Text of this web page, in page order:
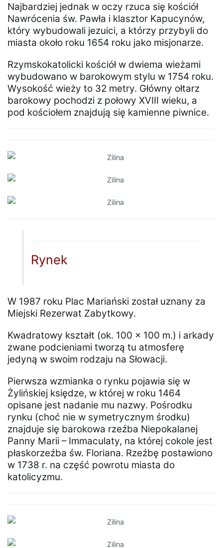
Najbardziej jednak w oczy rzuca się kościół
Nawrócenia św. Pawła i klasztor Kapucynów,
który wybudowali jezuici, a którzy przybyli do
miasta około roku 1654 roku jako misjonarze.
Rzymskokatolicki kościół w dwiema wieżami
wybudowano w barokowym stylu w 1754 roku.
Wysokość wieży to 32 metry. Główny ołtarz
barokowy pochodzi z połowy XVIII wieku, a
pod kościołem znajdują się kamienne piwnice.
Rynek
W 1987 roku Plac Mariański został uznany za
Miejski Rezerwat Zabytkowy.
Kwadratowy kształt (ok. 100 x 100 m.) i arkady
zwane podcieniami tworzą tu atmosferę
jedyną w swoim rodzaju na Słowacji.
Pierwsza wzmianka o rynku pojawia się w
Żylińskiej księdze, w której w roku 1464
opisane jest nadanie mu nazwy. Pośrodku
rynku (choć nie w symetrycznym środku)
znajduje się barokowa rzeźba Niepokalanej
Panny Marii – Immaculaty, na której cokole jest
płaskorzeźba św. Floriana. Rzeźbę postawiono
w 1738 r. na część powrotu miasta do
katolicyzmu.